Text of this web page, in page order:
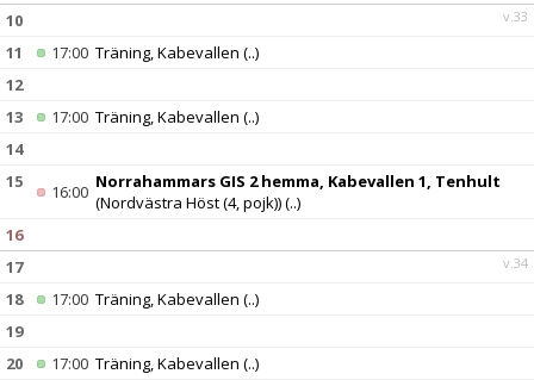
v.33
10
11
17:00 Träning, Kabevallen (..)
12
13
17:00 Träning, Kabevallen (..)
14
15
16:00 Norrahammars GIS 2 hemma, Kabevallen 1, Tenhult
(Nordvästra Höst (4, pojk))(..)
16
v.34
17
18
17:00 Träning, Kabevallen (..)
19
20
17:00 Träning, Kabevallen (..)